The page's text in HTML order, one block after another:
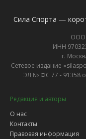
Сила Спорта —
ООО
ИНН
г.
Сетевое издание
ЭЛ № ФС 77 - 91358
Редакция и авторы
О нас
Контакты
Правовая информация